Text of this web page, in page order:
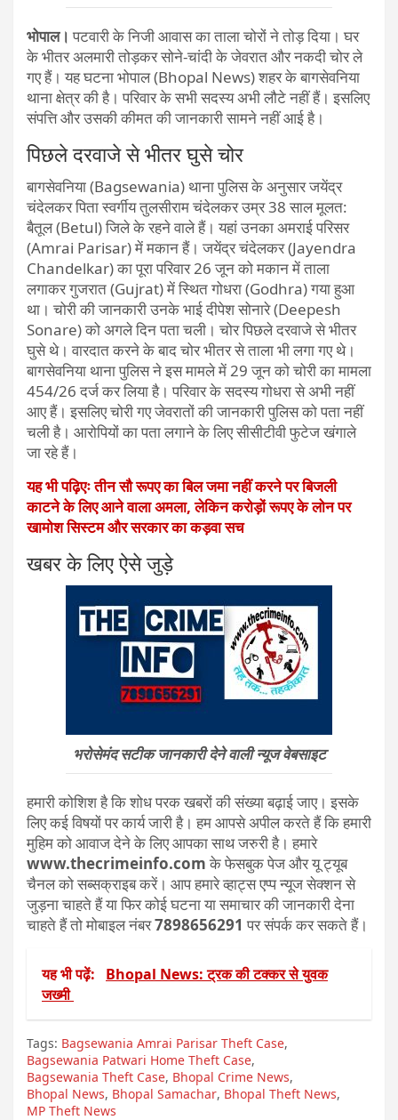
भोपाल। पटवारी के निजी आवास का ताला चोरों ने तोड़ दिया। घर
के भीतर अलमारी तोड़कर सोने-चांदी के जेवरात और नकदी चोर ले
गए हैं। यह घटना भोपाल (Bhopal News) शहर के बागसेवनिया
थाना क्षेत्र की है। परिवार के सभी सदस्य अभी लौटे नहीं हैं। इसलिए
संपत्ति और उसकी कीमत की जानकारी सामने नहीं आई है।
पिछले दरवाजे से भीतर घुसे चोर
बागसेवनिया (Bagsewania) थाना पुलिस के अनुसार जयेंद्र
चंदेलकर पिता स्वर्गीय तुलसीराम चंदेलकर उम्र 38 साल मूलत:
बैतूल (Betul) जिले के रहने वाले हैं। यहां उनका अमराई परिसर
(Amrai Parisar) में मकान हैं। जयेंद्र चंदेलकर (Jayendra
Chandelkar) का पूरा परिवार 26 जून को मकान में ताला
लगाकर गुजरात (Gujrat) में स्थित गोधरा (Godhra) गया हुआ
था। चोरी की जानकारी उनके भाई दीपेश सोनारे (Deepesh
Sonare) को अगले दिन पता चली। चोर पिछले दरवाजे से भीतर
घुसे थे। वारदात करने के बाद चोर भीतर से ताला भी लगा गए थे।
बागसेवनिया थाना पुलिस ने इस मामले में 29 जून को चोरी का मामला
454/26 दर्ज कर लिया है। परिवार के सदस्य गोधरा से अभी नहीं
आए हैं। इसलिए चोरी गए जेवरातों की जानकारी पुलिस को पता नहीं
चली है। आरोपियों का पता लगाने के लिए सीसीटीवी फुटेज खंगाले
जा रहे हैं।
यह भी पढ़िएः तीन सौ रूपए का बिल जमा नहीं करने पर बिजली
काटने के लिए आने वाला अमला, लेकिन करोड़ों रूपए के लोन पर
खामोश सिस्टम और सरकार का कड़वा सच
खबर के लिए ऐसे जुड़े
भरोसेमंद सटीक जानकारी देने वाली न्यूज वेबसाइट
हमारी कोशिश है कि शोध परक खबरों की संख्या बढ़ाई जाए। इसके
लिए कई विषयों पर कार्य जारी है। हम आपसे अपील करते हैं कि हमारी
मुहिम को आवाज देने के लिए आपका साथ जरुरी है। हमारे
www.thecrimeinfo.comके फेसबुक पेज और यू ट्यूब
चैनल को सब्सक्राइब करें। आप हमारे व्हाट्स एप्प न्यूज सेक्शन से
जुड़ना चाहते हैं या फिर कोई घटना या समाचार की जानकारी देना
चाहते हैं तो मोबाइल नंबर7898656291 पर संपर्क कर सकते हैं।
यह भी पढ़ें:
Bhopal News: ट्रक की टक्कर से युवक
जख्मी
Tags: Bagsewania Amrai Parisar Theft Case,
Bagsewania Patwari Home Theft Case,
Bagsewania Theft Case, Bhopal Crime News,
Bhopal News, Bhopal Samachar, Bhopal Theft News,
MP Theft News